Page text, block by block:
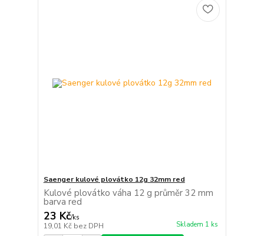
Saenger kulové plovátko 12g 32mm red
Kulové plovátko váha 12 g průměr 32 mm
barva red
23 Kč/ks
19,01 Kč bez DPH Skladem 1 ks